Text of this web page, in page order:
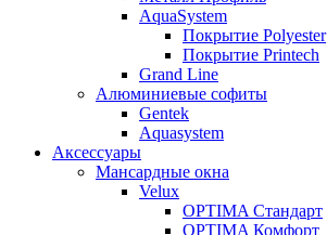
AquaSystem
Покрытие Polyester
Покрытие Printech
Grand Line
Алюминиевые софиты
Gentek
Aquasystem
Аксессуары
Мансардные окна
Velux
OPTIMA Стандарт
OPTIMA Комфорт